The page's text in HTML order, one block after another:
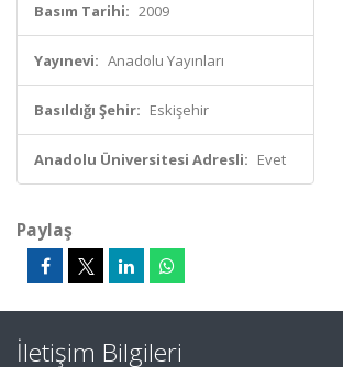
Basım Tarihi: 2009
Yayınevi: Anadolu Yayınları
Basıldığı Şehir: Eskişehir
Anadolu Üniversitesi Adresli: Evet
Paylaş
İletişim Bilgileri